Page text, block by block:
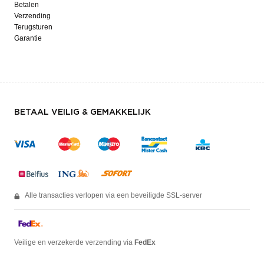
Betalen
Verzending
Terugsturen
Garantie
BETAAL VEILIG & GEMAKKELIJK
Alle transacties verlopen via een beveiligde SSL-server
Veilige en verzekerde verzending via FedEx